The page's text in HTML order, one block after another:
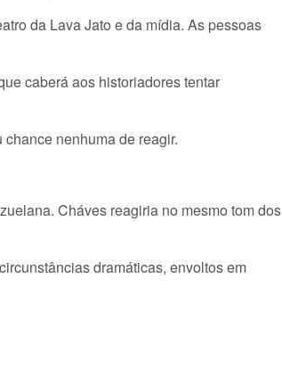
da Lava Jato e da mídia. As pessoas
caberá aos historiadores tentar
nenhuma de reagir.
Cháves reagiria no mesmo tom dos
dramáticas, envoltos em